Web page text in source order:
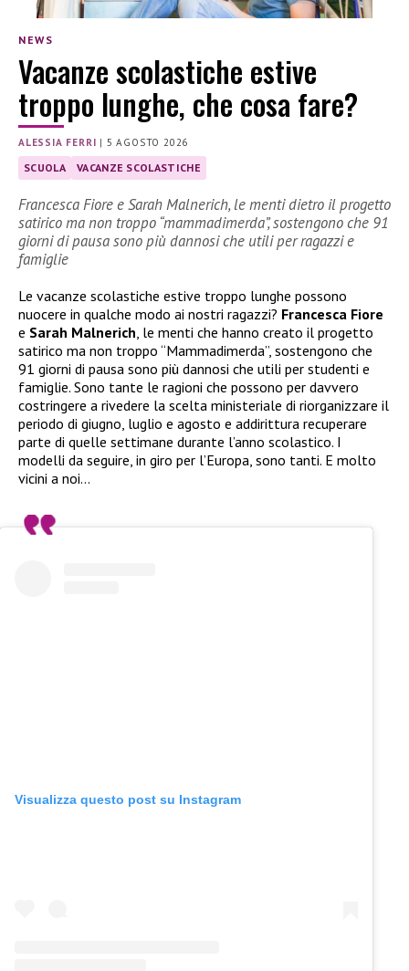
NEWS
Vacanze scolastiche estive
troppo lunghe, che cosa fare?
ALESSIA FERRI | 5 AGOSTO 2026
SCUOLA VACANZE SCOLASTICHE
Francesca Fiore e Sarah Malnerich, le menti dietro il progetto
satirico ma non troppo “mammadimerda”, sostengono che 91
giorni di pausa sono più dannosi che utili per ragazzi e
famiglie
Le vacanze scolastiche estive troppo lunghe possono
nuocere in qualche modo ai nostri ragazzi? Francesca Fiore
e Sarah Malnerich, le menti che hanno creato il progetto
satirico ma non troppo “Mammadimerda”, sostengono che
91 giorni di pausa sono più dannosi che utili per studenti e
famiglie. Sono tante le ragioni che possono per davvero
costringere a rivedere la scelta ministeriale di riorganizzare il
periodo di giugno, luglio e agosto e addirittura recuperare
parte di quelle settimane durante l’anno scolastico. I
modelli da seguire, in giro per l’Europa, sono tanti. E molto
vicini a noi…
Visualizza questo post su Instagram